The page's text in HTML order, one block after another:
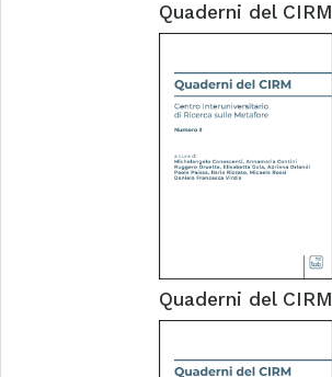
Quaderni del CIRM
Quaderni del CIRM